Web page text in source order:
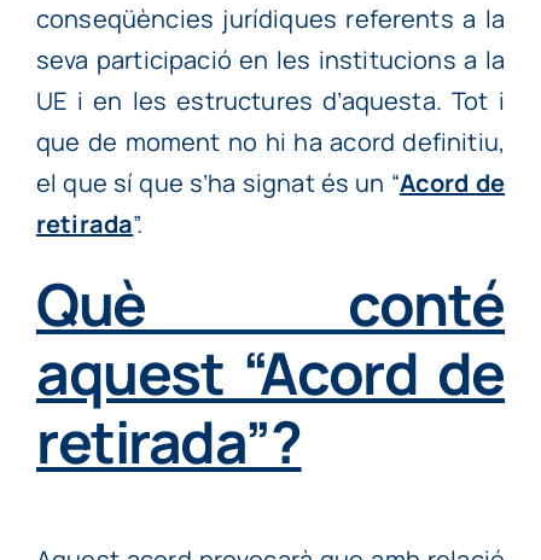
conseqüències jurídiques referents a la
seva participació en les institucions a la
UE i en les estructures d’aquesta. Tot i
que de moment no hi ha acord definitiu,
el que sí que s’ha signat és un “Acord de
retirada”.
Què conté
aquest “Acord de
retirada”?